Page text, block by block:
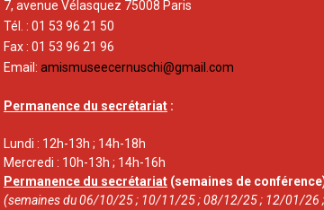
7, avenue Vélasquez 75008 Paris
Tél. : 01 53 96 21 50
Fax : 01 53 96 21 96
Email: amismuseecernuschi@gmail.com
Permanence du secrétariat :
Lundi : 12h-13h ; 14h-18h
Mercredi : 10h-13h ; 14h-16h
Permanence du secrétariat (semaines de
(semaines du 06/10/25 ; 10/11/25 ; 08/12/25 ; 12/01/